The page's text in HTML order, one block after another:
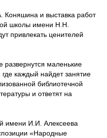
Коняшина и выставка работ
школы имени Н.Н.
привлекать ценителей
развернутся маленькие
каждый найдет занятие
библиотечной
и ответят на
имени И.И. Алексеева
«Народные